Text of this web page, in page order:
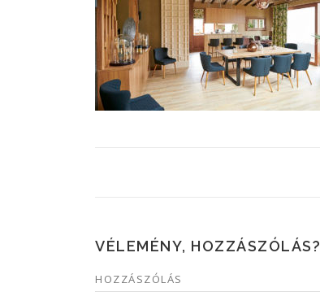
VÉLEMÉNY, HOZZÁSZÓLÁS?
HOZZÁSZÓLÁS